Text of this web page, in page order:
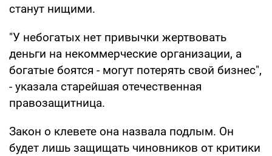
станут нищими.
"У небогатых нет привычки жертвовать
деньги на некоммерческие организации, а
богатые боятся - могут потерять свой бизнес",
- указала старейшая отечественная
правозащитница.
Закон о клевете она назвала подлым. Он
будет лишь защищать чиновников от критики